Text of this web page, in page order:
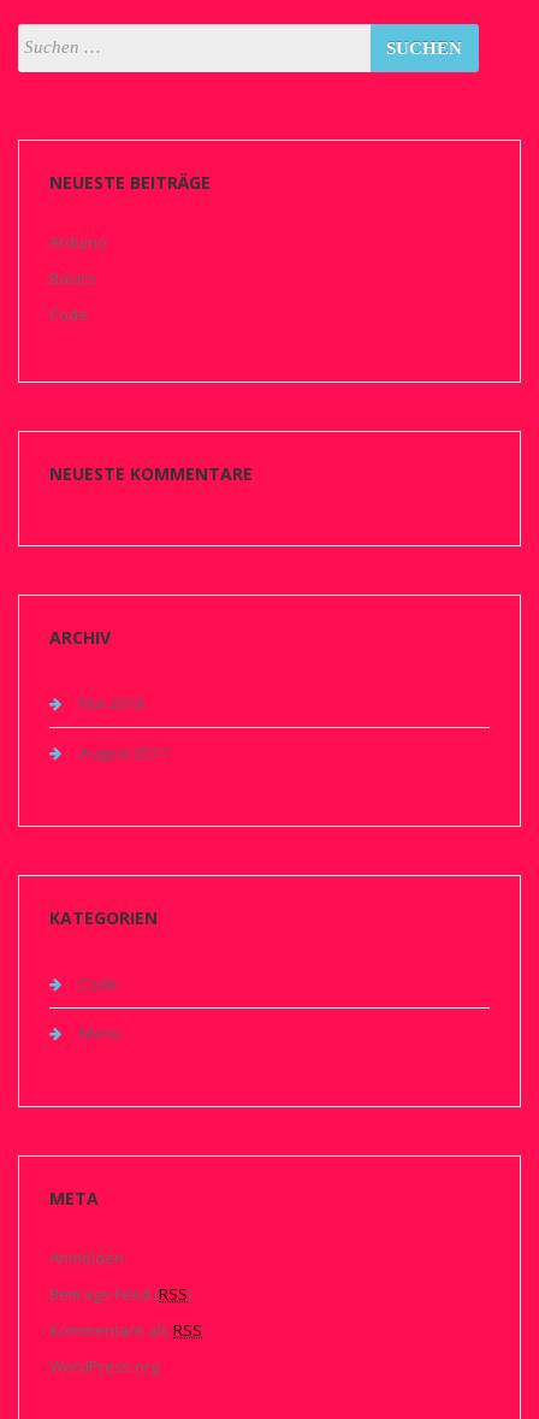
NEUESTE BEITRÄGE
Arduino
Basics
Code
NEUESTE KOMMENTARE
ARCHIV
Mai 2018
August 2017
KATEGORIEN
Code
Menu
META
Anmelden
Beitrags-Feed (RSS)
Kommentare als RSS
WordPress.org